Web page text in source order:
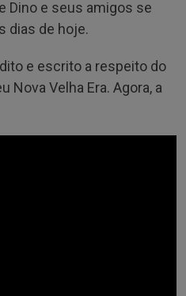
Dino e seus amigos se
dias de hoje.
e escrito a respeito do
Nova Velha Era. Agora, a